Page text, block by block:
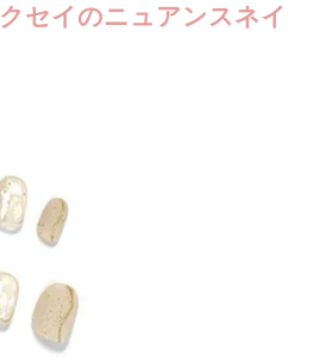
セイのニュアンスネイ